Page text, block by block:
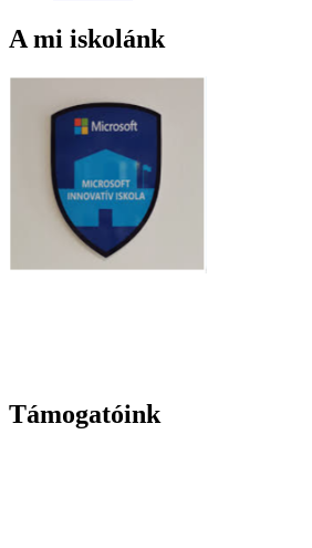
A mi iskolánk
Támogatóink